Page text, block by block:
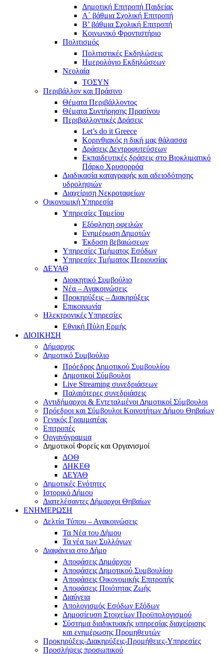
Δημοτική Επιτροπή Παιδείας
Α΄ βάθμια Σχολική Επιτροπή
B’ βάθμια Σχολική Επιτροπή
Κοινωνικό Φροντιστήριο
Πολιτισμός
Πολιτιστικές Εκδηλώσεις
Ημερολόγιο Εκδηλώσεων
Νεολαία
ΤΟΣΥΝ
Περιβάλλον και Πράσινο
Θέματα Περιβάλλοντος
Θέματα Συντήρησης Πρασίνου
Περιβαλλοντικές Δράσεις
Let’s do it Greece
Kορινθιακός η δική μας θάλασσα
Δράσεις Δεντροφυτεύσεων
Εκπαιδευτικές δράσεις στο Βιοκλιματικό
Πάρκο Χρυσορρόα
Διαδικασία καταγραφής και αδειοδότησης
υδροληψιών
Διαχείριση Νεκροταφείων
Οικονομική Υπηρεσία
Υπηρεσίες Ταμείου
Εξόφληση οφειλών
Ενημέρωση Δημοτών
Έκδοση βεβαιώσεων
Υπηρεσίες Τμήματος Εσόδων
Υπηρεσίες Τμήματος Περιουσίας
ΔΕΥΑΘ
Διοικητικό Συμβούλιο
Νέα – Ανακοινώσεις
Προκηρύξεις – Διακηρύξεις
Επικοινωνία
Ηλεκτρονικές Υπηρεσίες
Εθνική Πύλη Ερμής
ΔΙΟΙΚΗΣΗ
Δήμαρχος
Δημοτικό Συμβούλιο
Πρόεδρος Δημοτικού Συμβουλίου
Δημοτικοί Σύμβουλοι
Live Streaming συνεδριάσεων
Παλαιότερες συνεδριάσεις
Αντιδήμαρχοι & Εντεταλμένοι Δημοτικοί Σύμβουλοι
Πρόεδροι και Σύμβουλοι Κοινοτήτων Δήμου Θηβαίων
Γενικός Γραμματέας
Επιτροπές
Οργανόγραμμα
Δημοτικοί Φορείς και Οργανισμοί
ΔΟΘ
ΔΗΚΕΘ
ΔΕΥΑΘ
Δημοτικές Ενότητες
Ιστορικό Δήμου
Διατελέσαντες Δήμαρχοι Θηβαίων
ΕΝΗΜΕΡΩΣΗ
Δελτία Τύπου – Ανακοινώσεις
Τα Νέα του Δήμου
Τα νέα των Συλλόγων
Διαφάνεια στο Δήμο
Αποφάσεις Δημάρχου
Αποφάσεις Δημοτικού Συμβουλίου
Αποφάσεις Οικονομικής Επιτροπής
Αποφάσεις Ποιότητας Ζωής
Διαύγεια
Απολογισμός Εσόδων Εξόδων
Δημοσίευση Στοιχείων Προϋπολογισμού
Σύστημα διαδικτυακής υπηρεσίας διαχείρισης
και ενημέρωσης Προμηθευτών
Προκηρύξεις-Διακηρύξεις-Προμήθειες-Υπηρεσίες
Προσλήψεις προσωπικού